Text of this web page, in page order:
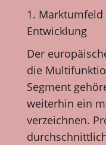
1.
Entwicklung
Der
die
Segment
weiterhin ein
verzeichnen.